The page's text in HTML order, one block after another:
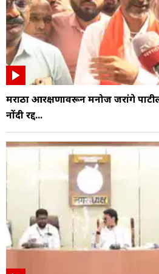
मराठा आरक्षणावरून मनोज जरांगे
नोंदी रद्द...